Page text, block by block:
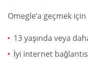
Omegle’a geçmek
13 yaşında veya
İyi internet